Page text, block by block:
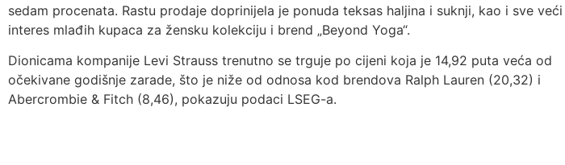
sedam procenata. Rastu prodaje doprinijela je ponuda teksas haljina i suknji, kao i sve veći
interes mlađih kupaca za žensku kolekciju i brend „Beyond Yoga“.
Dionicama kompanije Levi Strauss trenutno se trguje po cijeni koja je 14,92 puta veća od
očekivane godišnje zarade, što je niže od odnosa kod brendova Ralph Lauren (20,32) i
Abercrombie & Fitch (8,46), pokazuju podaci LSEG-a.